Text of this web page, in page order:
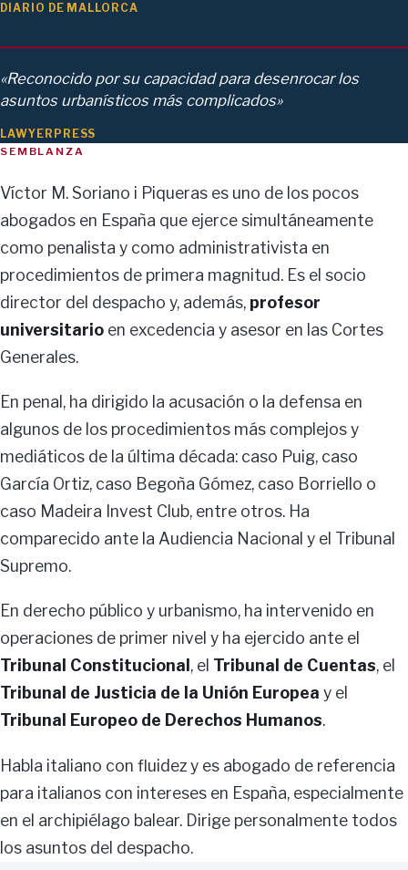
DIARIO DE MALLORCA
«Reconocido por su capacidad para desenrocar los
asuntos urbanísticos más complicados»
LAWYERPRESS
SEMBLANZA
Víctor M. Soriano i Piqueras es uno de los pocos
abogados en España que ejerce simultáneamente
como penalista y como administrativista en
procedimientos de primera magnitud. Es el socio
director del despacho y, además, profesor
universitario en excedencia y asesor en las Cortes
Generales.
En penal, ha dirigido la acusación o la defensa en
algunos de los procedimientos más complejos y
mediáticos de la última década: caso Puig, caso
García Ortiz, caso Begoña Gómez, caso Borriello o
caso Madeira Invest Club, entre otros. Ha
comparecido ante la Audiencia Nacional y el Tribunal
Supremo.
En derecho público y urbanismo, ha intervenido en
operaciones de primer nivel y ha ejercido ante el
Tribunal Constitucional , el Tribunal de Cuentas, el
Tribunal de Justicia de la Unión Europea y el
Tribunal Europeo de Derechos Humanos.
Habla italiano con fluidez y es abogado de referencia
para italianos con intereses en España, especialmente
en el archipiélago balear. Dirige personalmente todos
los asuntos del despacho.